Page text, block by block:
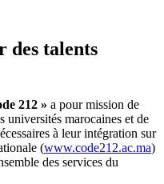
des talents
212 » a pour mission de
universités marocaines et de
à leur intégration sur
(www.code212.ac.ma)
des services du